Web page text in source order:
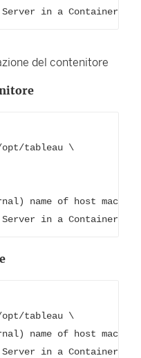
Server in a Container
del contenitore
opt/tableau \
name of host
Server in a Container
opt/tableau \
name of host
Server in a Container